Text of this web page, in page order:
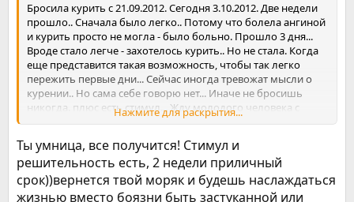
Бросила курить с 21.09.2012. Сегодня 3.10.2012. Две недели
прошло.. Сначала было легко.. Потому что болела ангиной
и курить просто не могла - было больно. Прошло 3 дня...
Вроде стало легче - захотелось курить.. Но не стала. Когда
еще представится такая возможность, чтобы так легко
пережить первые дни... Сейчас иногда тревожат мысли о
курении.. Но сама себе говорю нет... Иначе не бросишь
никогда. плюс есть стимул... Жду молодого человека с
плавания.. Он не знал и не знает. что я курю... Не хочу
Нажмите для раскрытия...
Ты умница, все получится! Стимул и
решительность есть, 2 недели приличный
срок))вернется твой моряк и будешь наслаждаться
жизнью вместо боязни быть застуканной или